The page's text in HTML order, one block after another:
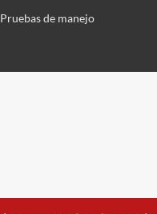
Pruebas de manejo